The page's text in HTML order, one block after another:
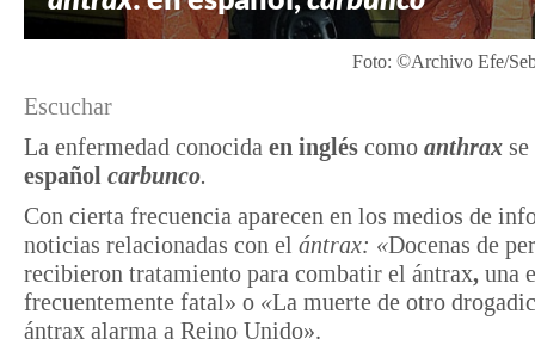
Foto: ©Archivo Efe/
Escuchar
La enfermedad conocida en inglés como anthrax
español carbunco.
Con cierta frecuencia aparecen en los medios de
noticias relacionadas con el ántrax: «Docenas de
recibieron tratamiento para combatir el ántrax, una
frecuentemente fatal» o «La muerte de otro
ántrax alarma a Reino Unido».